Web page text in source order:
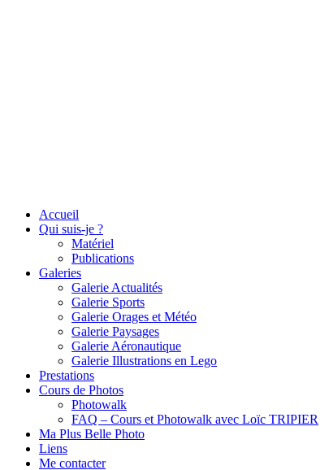
Accueil
Qui suis-je ?
Matériel
Publications
Galeries
Galerie Actualités
Galerie Sports
Galerie Orages et Météo
Galerie Paysages
Galerie Aéronautique
Galerie Illustrations en Lego
Prestations
Cours de Photos
Photowalk
FAQ – Cours et Photowalk avec Loïc TRIPIER
Ma Plus Belle Photo
Liens
Me contacter